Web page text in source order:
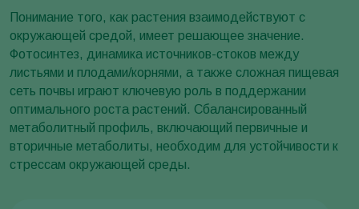
Понимание того, как растения взаимодействуют с
окружающей средой, имеет решающее значение.
Фотосинтез, динамика источников-стоков между
листьями и плодами/корнями, а также сложная пищевая
сеть почвы играют ключевую роль в поддержании
оптимального роста растений. Сбалансированный
метаболитный профиль, включающий первичные и
вторичные метаболиты, необходим для устойчивости к
стрессам окружающей среды.